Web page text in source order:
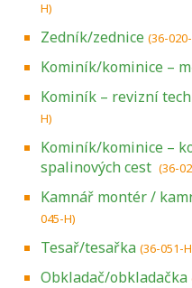
H)
Zedník/zednice (36-
Kominík/kominice –
Kominík – revizní
H)
Kominík/kominice –
spalinových cest (36-
Kamnář montér /
045-H)
Tesař/tesařka (36-051-
Obkladač/obkladačka